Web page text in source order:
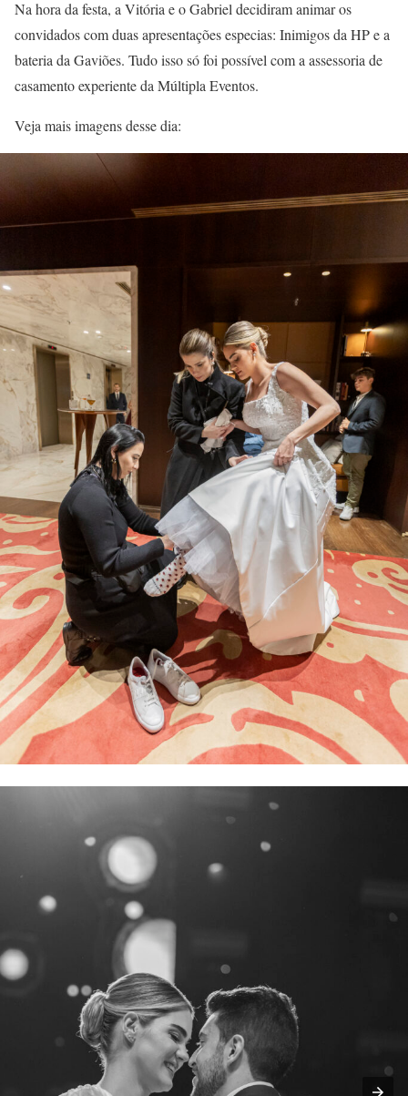
Na hora da festa, a Vitória e o Gabriel decidiram animar os
convidados com duas apresentações especias: Inimigos da HP e a
bateria da Gaviões. Tudo isso só foi possível com a assessoria de
casamento experiente da Múltipla Eventos.
Veja mais imagens desse dia: